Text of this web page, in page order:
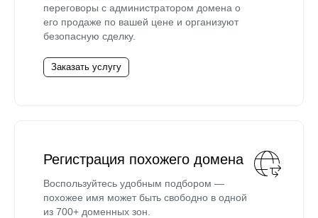
переговоры с администратором домена о
его продаже по вашей цене и организуют
безопасную сделку.
Заказать услугу
Регистрация похожего домена
Воспользуйтесь удобным подбором —
похожее имя может быть свободно в одной
из 700+ доменных зон.